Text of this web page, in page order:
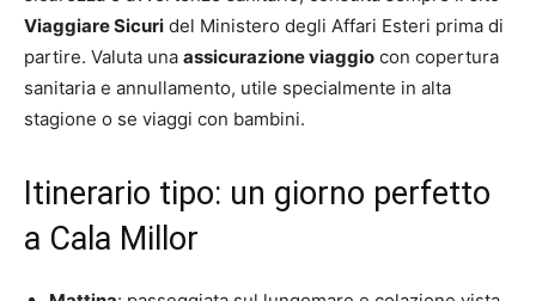
Viaggiare Sicuri del Ministero degli Affari Esteri prima di
partire. Valuta una assicurazione viaggio con copertura
sanitaria e annullamento, utile specialmente in alta
stagione o se viaggi con bambini.
Itinerario tipo: un giorno perfetto
a Cala Millor